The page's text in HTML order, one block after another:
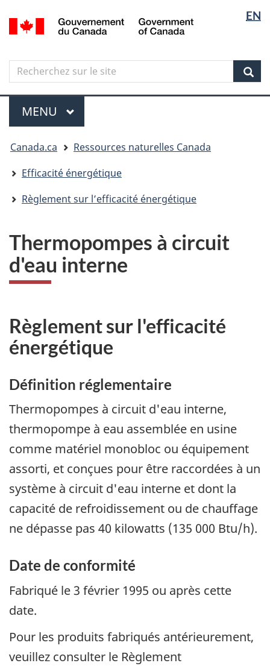
Aller
au
principal
Skip
to
government"
Passer
à
version
simplifiée
langue
EN
Canada
Search
Recherchez
sur
le
site
Menu
MENU PRINCIPAL
êtes
ici
Canada.ca
Ressources naturelles Canada
Efficacité énergétique
Règlement sur l’efficacité énergétique
Thermopompes à circuit
d'eau interne
Règlement sur l'efficacité
énergétique
Définition réglementaire
Thermopompes à circuit d'eau interne,
thermopompe à eau assemblée en usine
comme matériel monobloc ou équipement
assorti, et conçues pour être raccordées à un
système à circuit d'eau interne et dont la
capacité de refroidissement ou de chauffage
ne dépasse pas 40 kilowatts (135 000 Btu/h).
Date de conformité
Fabriqué le 3 février 1995 ou après cette
date.
Pour les produits fabriqués antérieurement,
veuillez consulter le Règlement